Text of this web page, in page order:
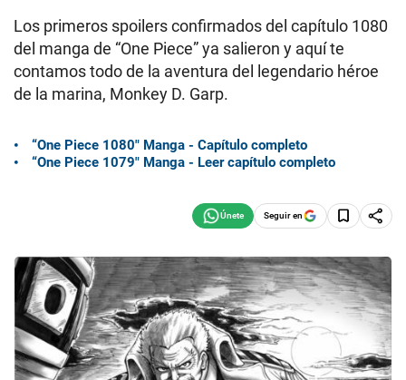
Los primeros spoilers confirmados del capítulo 1080
del manga de “One Piece” ya salieron y aquí te
contamos todo de la aventura del legendario héroe
de la marina, Monkey D. Garp.
“One Piece 1080″ Manga - Capítulo completo
“One Piece 1079″ Manga - Leer capítulo completo
Seguir en